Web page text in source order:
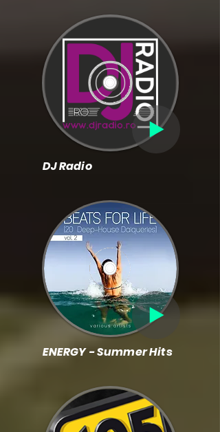
DJ Radio
ENERGY - Summer Hits